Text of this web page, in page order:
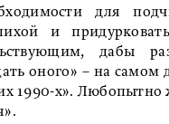
для
и
дабы
оного» – на самом
1990-х». Любопытно